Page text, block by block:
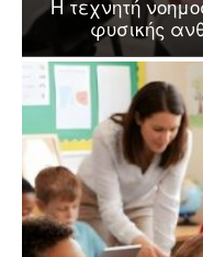
Η τεχνητή
φυσικής